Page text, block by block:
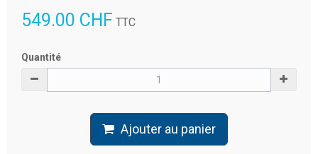
549.00 CHF TTC
Quantité
Ajouter au panier